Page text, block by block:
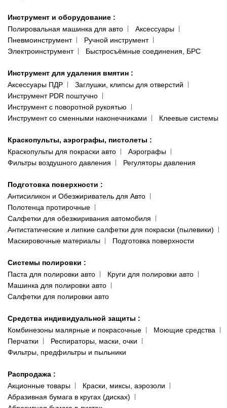
Инструмент и оборудование :
Полировальная машинка для авто
Аксессуары
Пневмоинструмент
Ручной инструмент
Электроинструмент
Быстросъёмные соединения, БРС
Инструмент для удаления вмятин :
Аксессуары ПДР
Заглушки, клипсы для отверстий
Инструмент PDR поштучно
Инструмент с поворотной рукоятью
Инструмент со сменными наконечниками
Клеевые системы
Краскопульты, аэрографы, пистолеты :
Краскопульты для покраски авто
Аэрографы
Фильтры воздушного давления
Регуляторы давления
Подготовка поверхности :
Антисиликон и Обезжириватель для Авто
Полотенца протирочные
Салфетки для обезжиривания автомобиля
Антистатические и липкие салфетки для покраски (пылевики)
Маскировочные материалы
Подготовка поверхности
Системы полировки :
Паста для полировки авто
Круги для полировки авто
Машинка для полировки авто
Салфетки для полировки авто
Средства индивидуальной защиты :
Комбинезоны малярные и покрасочные
Моющие средства
Перчатки
Респираторы, маски, очки
Фильтры, предфильтры и пыльники
Распродажа :
Акционные товары
Краски, миксы, аэрозоли
Абразивная бумага в кругах (дисках)